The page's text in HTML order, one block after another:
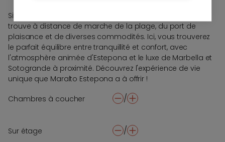
Situé dans le quartier prisé de Las Mesas, Maralto se
trouve à distance de marche de la plage, du port de
plaisance et de diverses commodités. Ici, vous trouverez
le parfait équilibre entre tranquillité et confort, avec
l'atmosphère animée d'Estepona et le luxe de Marbella et
Sotogrande à proximité. Découvrez l'expérience de vie
unique que Maralto Estepona a à offrir !
Chambres à coucher
-/ +
Sur étage -/ +